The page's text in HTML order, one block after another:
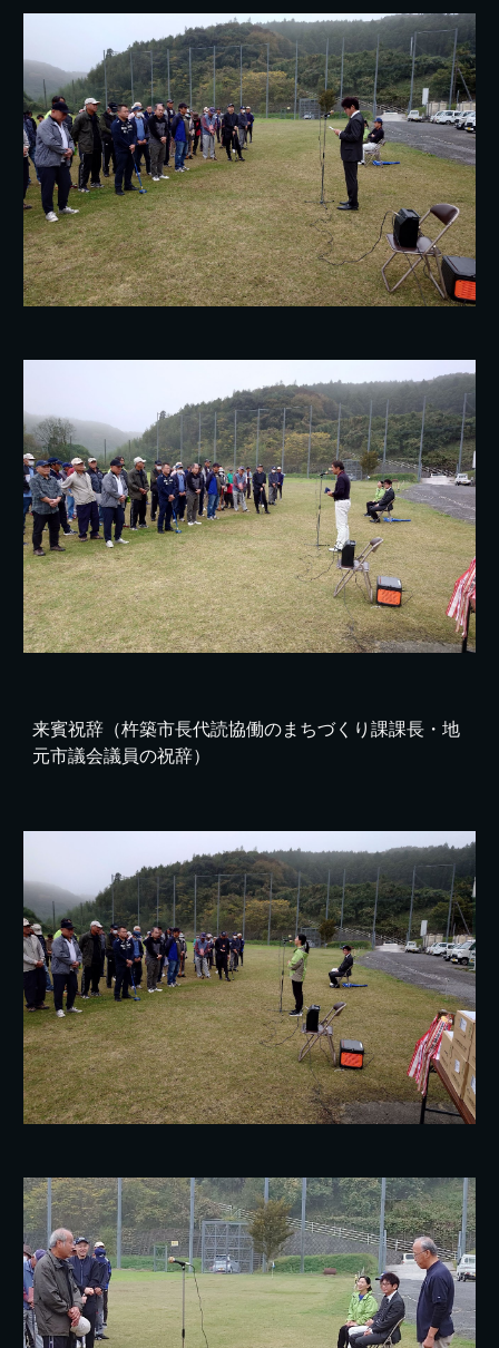
来賓祝辞（杵築市長代読協働のまちづくり課課長・地
元市議会議員の祝辞）